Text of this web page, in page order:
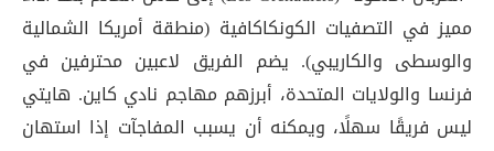
مميز في التصفيات الكونكاكافية (منطقة أمريكا الشمالية
والوسطى والكاريبي). يضم الفريق لاعبين محترفين في
فرنسا والولايات المتحدة، أبرزهم مهاجم نادي كاين. هايتي
ليس فريقًا سهلًا، ويمكنه أن يسبب المفاجآت إذا استهان